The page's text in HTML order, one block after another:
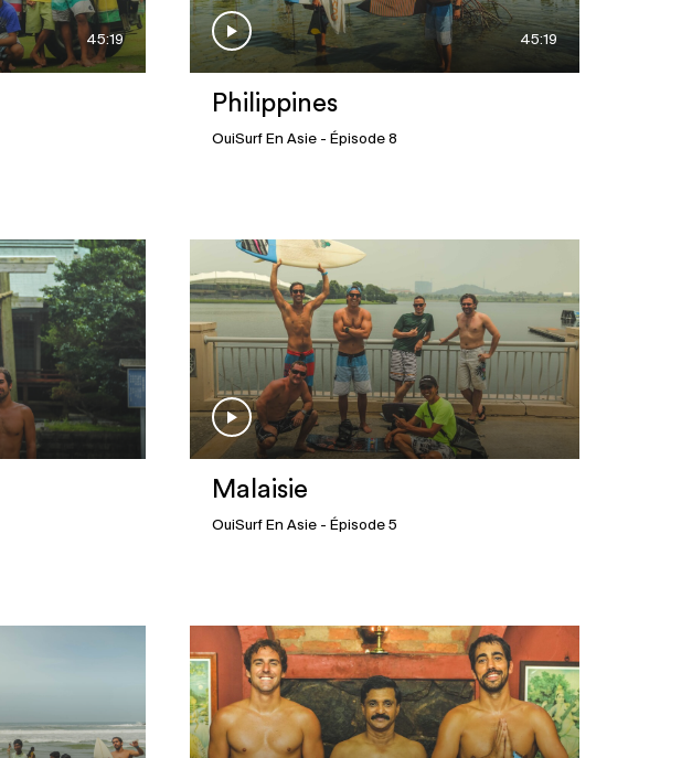
45:19 45:19
Philippines
OuiSurf En Asie- Épisode 8
Malaisie
OuiSurf En Asie- Épisode 5